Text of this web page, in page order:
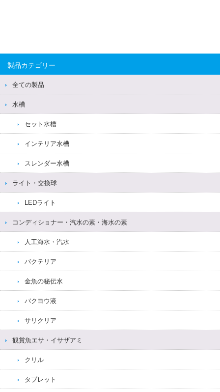
製品カテゴリー
全ての製品
水槽
セット水槽
インテリア水槽
スレンダー水槽
ライト・交換球
LEDライト
コンディショナー・汽水の素・海水の素
人工海水・汽水
バクテリア
金魚の秘伝水
バクヨウ液
サリクリア
観賞魚エサ・イサザアミ
クリル
タブレット